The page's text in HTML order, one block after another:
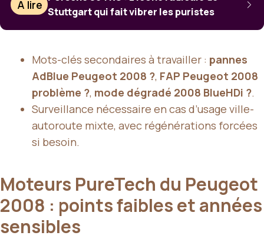
À lire Stuttgart qui fait vibrer les puristes
Mots-clés secondaires à travailler : pannes
AdBlue Peugeot 2008 ?, FAP Peugeot 2008
problème ?, mode dégradé 2008 BlueHDi ?.
Surveillance nécessaire en cas d’usage ville-
autoroute mixte, avec régénérations forcées
si besoin.
Moteurs PureTech du Peugeot
2008 : points faibles et années
sensibles